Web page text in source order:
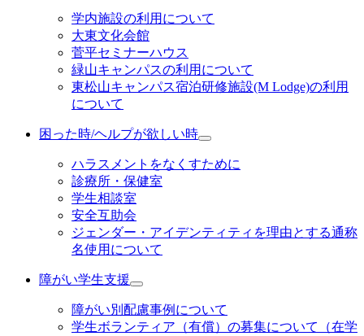
学内施設の利用について
大東文化会館
菅平セミナーハウス
緑山キャンパスの利用について
東松山キャンパス宿泊研修施設(M Lodge)の利用
について
困った時/ヘルプが欲しい時
ハラスメントをなくすために
診療所・保健室
学生相談室
安全互助会
ジェンダー・アイデンティティを理由とする通称
名使用について
障がい学生支援
障がい別配慮事例について
学生ボランティア（有償）の募集について（在学